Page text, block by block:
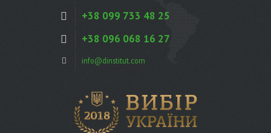
+38 099 733 48 25
+38 096 068 16 27
info@dinstitut.com